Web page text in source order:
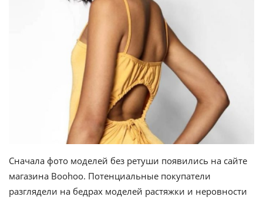
Сначала фото моделей без ретуши появились на сайте
магазина Boohoo. Потенциальные покупатели
разглядели на бедрах моделей растяжки и неровности